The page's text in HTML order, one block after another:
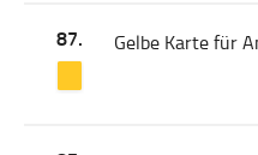
87. Gelbe Karte für